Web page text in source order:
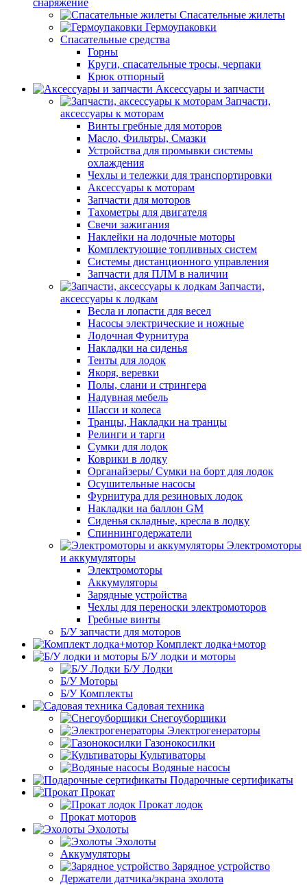
снаряжение
Спасательные жилеты
Гермоупаковки
Спасательные средства
Горны
Круги, спасательные тросы, черпаки
Крюк отпорный
Аксессуары и запчасти
Запчасти,
аксессуары к моторам
Винты гребные для моторов
Масло, Фильтры, Смазки
Устройства для промывки системы
охлаждения
Чехлы и тележки для транспортировки
Аксессуары к моторам
Запчасти для моторов
Тахометры для двигателя
Свечи зажигания
Наклейки на лодочные моторы
Комплектующие топливных систем
Системы дистанционного управления
Запчасти для ПЛМ в наличии
Запчасти,
аксессуары к лодкам
Весла и лопасти для весел
Насосы электрические и ножные
Лодочная Фурнитура
Накладки на сиденья
Тенты для лодок
Якоря, веревки
Полы, слани и стрингера
Надувная мебель
Шасси и колеса
Транцы, Накладки на транцы
Релинги и тарги
Сумки для лодок
Коврики в лодку
Органайзеры/ Сумки на борт для лодок
Осушительные насосы
Фурнитура для резиновых лодок
Накладки на баллон GM
Сиденья складные, кресла в лодку
Спиннингодержатели
Электромоторы
и аккумуляторы
Электромоторы
Аккумуляторы
Зарядные устройства
Чехлы для переноски электромоторов
Гребные винты
Б/У запчасти для моторов
Комплект лодка+мотор
Б/У лодки и моторы
Б/У Лодки
Б/У Моторы
Б/У Комплекты
Садовая техника
Снегоуборщики
Электрогенераторы
Газонокосилки
Культиваторы
Водяные насосы
Подарочные сертификаты
Прокат
Прокат лодок
Прокат моторов
Эхолоты
Эхолоты
Аккумуляторы
Зарядное устройство
Держатели датчика/экрана эхолота